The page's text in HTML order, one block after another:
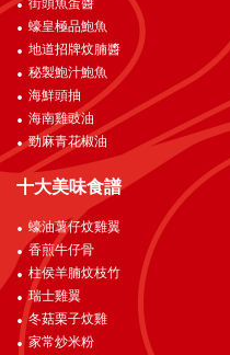
街頭魚蛋醬
蠔皇極品鮑魚
地道招牌炆腩醬
秘製鮑汁鮑魚
海鮮頭抽
海南雞豉油
勁麻青花椒油
十大美味食譜
蠔油薯仔炆雞翼
香煎牛仔骨
柱侯羊腩炆枝竹
瑞士雞翼
冬菇栗子炆雞
家常炒米粉